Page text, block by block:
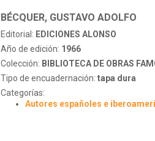
BÉCQUER, GUSTAVO ADOLFO
Editorial: EDICIONES ALONSO
Año de edición: 1966
Colección: BIBLIOTECA DE OBRAS
Tipo de encuadernación: tapa dura
Categorías:
Autores españoles e